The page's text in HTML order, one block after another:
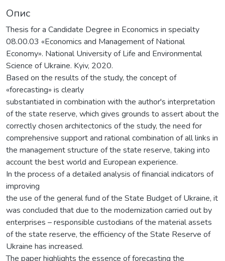
Опис
Thesis for a Candidate Degree in Economics in specialty
08.00.03 «Economics and Management of National
Economy». National University of Life and Environmental
Science of Ukraine. Kyiv, 2020.
Based on the results of the study, the concept of
«forecasting» is clearly
substantiated in combination with the author's interpretation
of the state reserve, which gives grounds to assert about the
correctly chosen architectonics of the study, the need for
comprehensive support and rational combination of all links in
the management structure of the state reserve, taking into
account the best world and European experience.
In the process of a detailed analysis of financial indicators of
improving
the use of the general fund of the State Budget of Ukraine, it
was concluded that due to the modernization carried out by
enterprises – responsible custodians of the material assets
of the state reserve, the efficiency of the State Reserve of
Ukraine has increased.
The paper highlights the essence of forecasting the